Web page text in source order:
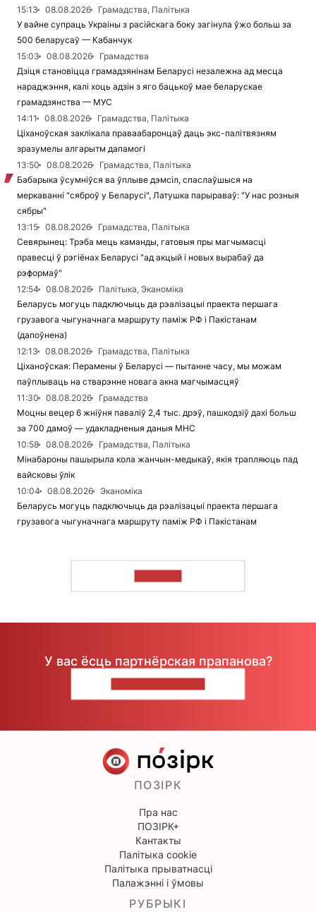
15:13
08.08.2026
Грамадства, Палітыка
У вайне супраць Украіны з расійскага боку загінула ўжо больш за
500 беларусаў — Кабанчук
15:03
08.08.2026
Грамадства
Дзіця становіцца грамадзянінам Беларусі незалежна ад месца
нараджэння, калі хоць адзін з яго бацькоў мае беларускае
грамадзянства — МУС
14:11
08.08.2026
Грамадства, Палітыка
Ціханоўская заклікала праваабаронцаў даць экс-палітвязням
зразумелы алгарытм дапамогі
13:50
08.08.2026
Грамадства, Палітыка
Бабарыка ўсумніўся ва ўплыве дэмсіл, спаслаўшыся на
меркаванні "сяброў у Беларусі", Латушка парыраваў: "У нас розныя
сябры"
13:15
08.08.2026
Грамадства, Палітыка
Севярынец: Трэба мець каманды, гатовыя пры магчымасці
правесці ў рэгіёнах Беларусі "ад акцый і новых вырабаў да
рэформаў"
12:54
08.08.2026
Палітыка, Эканоміка
Беларусь могуць падключыць да рэалізацыі праекта першага
грузавога чыгуначнага маршруту паміж РФ і Пакістанам
(дапоўнена)
12:13
08.08.2026
Грамадства, Палітыка
Ціханоўская: Перамены ў Беларусі — пытанне часу, мы можам
паўплываць на стварэнне новага акна магчымасцяў
11:30
08.08.2026
Грамадства
Моцны вецер 6 жніўня паваліў 2,4 тыс. дрэў, пашкодзіў дахі больш
за 700 дамоў — удакладненыя даныя МНС
10:58
08.08.2026
Грамадства, Палітыка
Мінабароны пашырыла кола жанчын-медыкаў, якія трапляюць пад
вайсковы ўлік
10:04
08.08.2026
Эканоміка
Беларусь могуць падключыць да рэалізацыі праекта першага
грузавога чыгуначнага маршруту паміж РФ і Пакістанам
У вас ёсць партнёрская прапанова?
ПОЗІРК
Пра нас
ПОЗІРК+
Кантакты
Палітыка cookie
Палітыка прыватнасці
Палажэнні і ўмовы
РУБРЫКІ